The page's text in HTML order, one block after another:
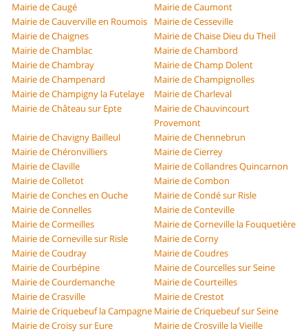
Mairie de Caugé
Mairie de Caumont
Mairie de Cauverville en Roumois
Mairie de Cesseville
Mairie de Chaignes
Mairie de Chaise Dieu du Theil
Mairie de Chamblac
Mairie de Chambord
Mairie de Chambray
Mairie de Champ Dolent
Mairie de Champenard
Mairie de Champignolles
Mairie de Champigny la Futelaye
Mairie de Charleval
Mairie de Château sur Epte
Mairie de Chauvincourt
Provemont
Mairie de Chavigny Bailleul
Mairie de Chennebrun
Mairie de Chéronvilliers
Mairie de Cierrey
Mairie de Claville
Mairie de Collandres Quincarnon
Mairie de Colletot
Mairie de Combon
Mairie de Conches en Ouche
Mairie de Condé sur Risle
Mairie de Connelles
Mairie de Conteville
Mairie de Cormeilles
Mairie de Corneville la Fouquetière
Mairie de Corneville sur Risle
Mairie de Corny
Mairie de Coudray
Mairie de Coudres
Mairie de Courbépine
Mairie de Courcelles sur Seine
Mairie de Courdemanche
Mairie de Courteilles
Mairie de Crasville
Mairie de Crestot
Mairie de Criquebeuf la Campagne Mairie de Criquebeuf sur Seine
Mairie de Croisy sur Eure
Mairie de Crosville la Vieille